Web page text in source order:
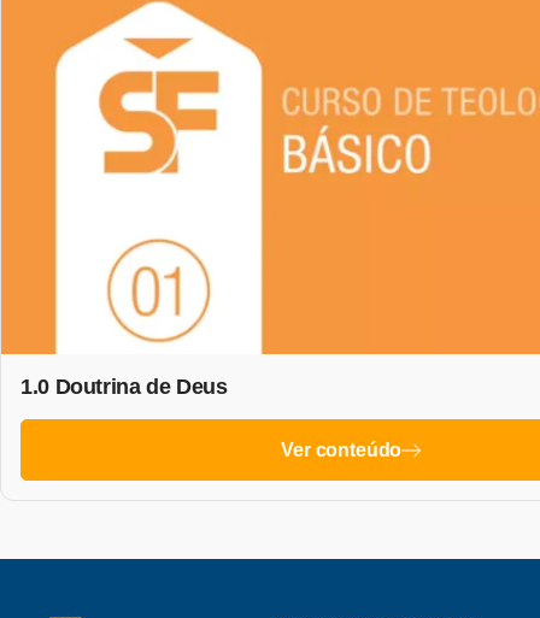
1.0 Doutrina de Deus
Ver conteúdo